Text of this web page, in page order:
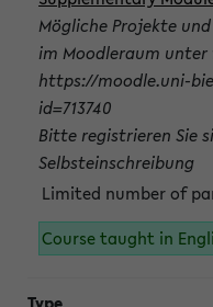
Mögliche Projekte
im Moodleraum
https://moodle.uni-
id=713740
Bitte registrieren Sie
Selbsteinschreibung
Limited number of
Course taught in